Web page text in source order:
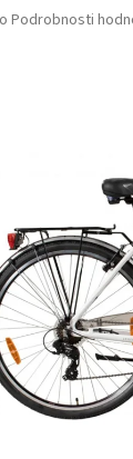
Podrobnosti